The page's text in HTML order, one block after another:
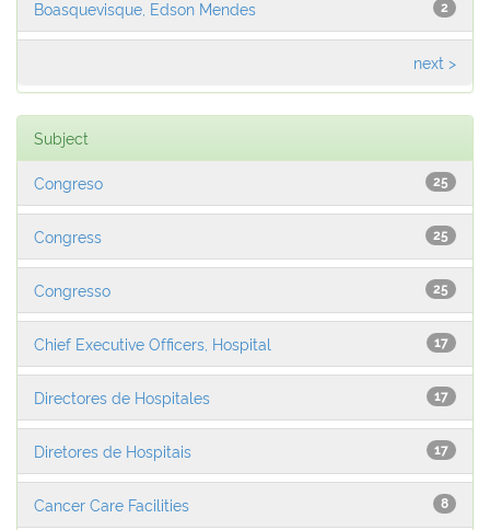
2
Boasquevisque, Edson Mendes
next >
Subject
25
Congreso
25
Congress
25
Congresso
17
Chief Executive Officers, Hospital
17
Directores de Hospitales
17
Diretores de Hospitais
8
Cancer Care Facilities